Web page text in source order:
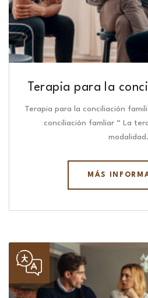
Terapia para la
Terapia para la conciliación
conciliación famliar “ La
MÁS